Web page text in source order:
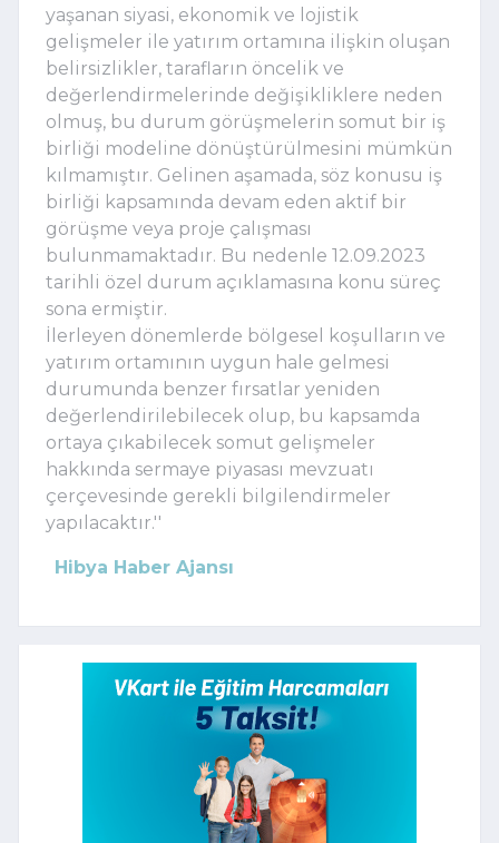
yaşanan siyasi, ekonomik ve lojistik
gelişmeler ile yatırım ortamına ilişkin oluşan
belirsizlikler, tarafların öncelik ve
değerlendirmelerinde değişikliklere neden
olmuş, bu durum görüşmelerin somut bir iş
birliği modeline dönüştürülmesini mümkün
kılmamıştır. Gelinen aşamada, söz konusu iş
birliği kapsamında devam eden aktif bir
görüşme veya proje çalışması
bulunmamaktadır. Bu nedenle 12.09.2023
tarihli özel durum açıklamasına konu süreç
sona ermiştir.
İlerleyen dönemlerde bölgesel koşulların ve
yatırım ortamının uygun hale gelmesi
durumunda benzer fırsatlar yeniden
değerlendirilebilecek olup, bu kapsamda
ortaya çıkabilecek somut gelişmeler
hakkında sermaye piyasası mevzuatı
çerçevesinde gerekli bilgilendirmeler
yapılacaktır.''
Hibya Haber Ajansı